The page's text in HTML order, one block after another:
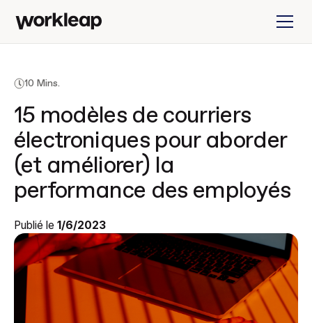
10 Mins.
15 modèles de courriers
électroniques pour aborder
(et améliorer) la
performance des employés
Publié le 1/6/2023